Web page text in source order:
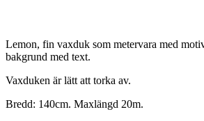
Lemon, fin vaxduk som metervara med
bakgrund med text.
Vaxduken är lätt att torka av.
Bredd: 140cm. Maxlängd 20m.